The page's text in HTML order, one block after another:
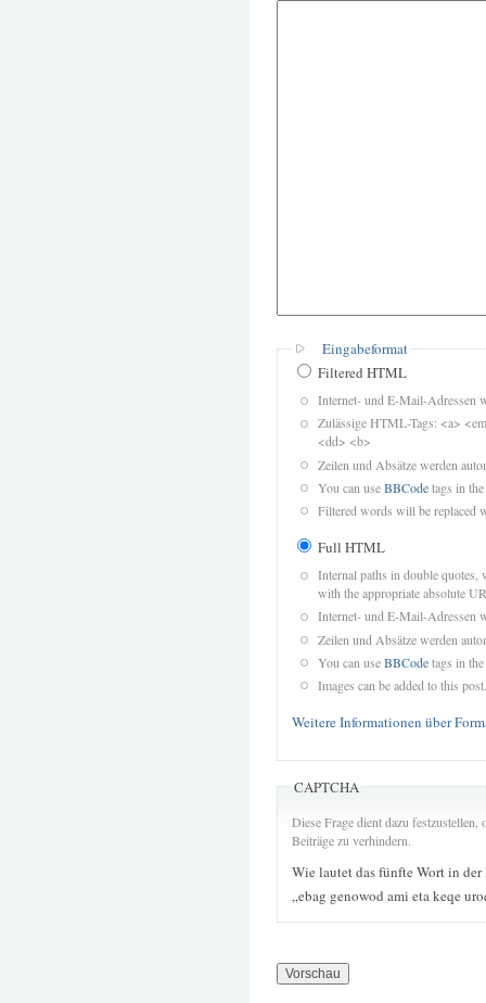
Eingabeformat
Filtered HTML
Internet- und E-Mail-Adressen
Zulässige HTML-Tags: <a>
<dd> <b>
Zeilen und Absätze werden
You can useBBCodetags in
Filtered words will be replaced
Full HTML
Internal paths in double quotes,
with the appropriate absolute
Internet- und E-Mail-Adressen
Zeilen und Absätze werden
You can useBBCodetags in
Images can be added to this post.
Weitere Informationen über
CAPTCHA
Diese Frage dient dazu
Beiträge zu verhindern.
Wie lautet das fünfte Wort in der
„ebag genowod ami eta keqe